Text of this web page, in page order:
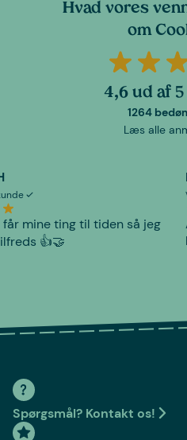
Hvad vores
om
4,6 ud af
1264
Læs alle
får mine ting til tiden så jeg
👍🤝
Spørgsmål? Kontakt os!